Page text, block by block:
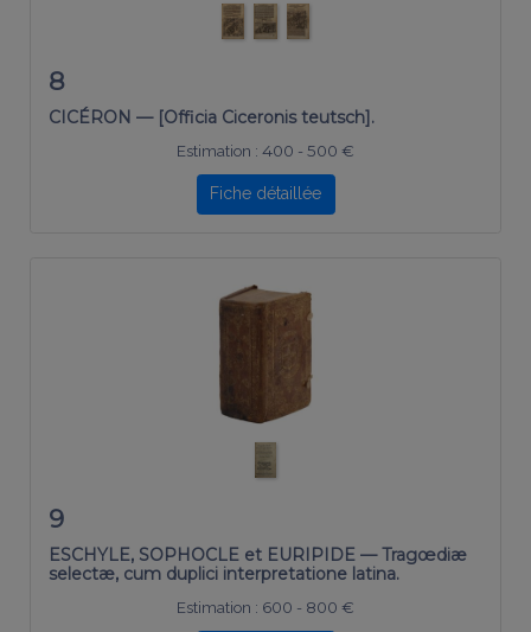
8
CICÉRON — [Officia Ciceronis teutsch].
Estimation : 400 - 500 €
Fiche détaillée
9
ESCHYLE, SOPHOCLE et EURIPIDE — Tragœdiæ
selectæ, cum duplici interpretatione latina.
Estimation : 600 - 800 €